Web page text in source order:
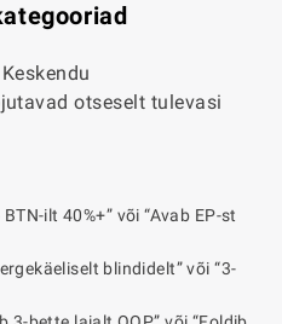
otseselt tulevasi
BTN-ilt 40%+” või “Avab EP-st
blindidelt” või “3-